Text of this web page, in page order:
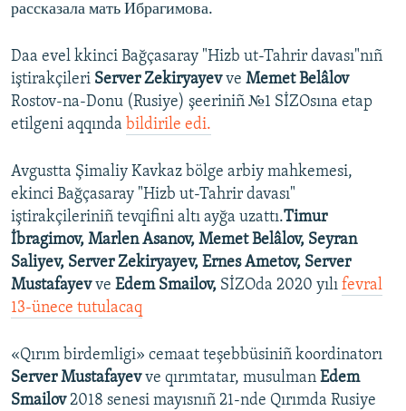
рассказала мать Ибрагимова.
Daa evel kkinci Bağçasaray "Hizb ut-Tahrir davası"nıñ
iştirakçileri Server Zekiryayevve Memet Belâlov
Rostov-na-Donu (Rusiye) şeeriniñ №1 SİZOsına etap
etilgeni aqqında bildirile edi.
Avgustta Şimaliy Kavkaz bölge arbiy mahkemesi,
ekinci Bağçasaray "Hizb ut-Tahrir davası"
iştirakçileriniñ tevqifini altı ayğa uzattı.Timur
İbragimov, Marlen Asanov, Memet Belâlov, Seyran
Saliyev, Server Zekiryayev, Ernes Ametov, Server
Mustafayevve Edem Smailov, SİZOda 2020 yılı fevral
13-ünece tutulacaq
«Qırım birdemligi» cemaat teşebbüsiniñ koordinatorı
Server Mustafayevve qırımtatar, musulman Edem
Smailov2018 senesi mayısnıñ 21-nde Qırımda Rusiye